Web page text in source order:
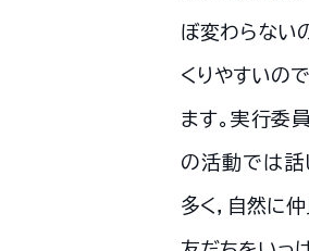
ぼ変わらない
くりやすいの
ます。実行委
の活動では
多く，自然に仲